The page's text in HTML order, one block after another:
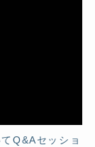
Q&Aセッショ